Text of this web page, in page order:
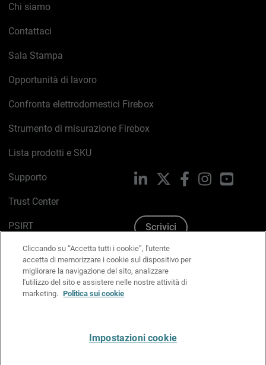
Chi siamo
Contattaci
Sala Stampa
Opportunità di lavoro
Confronta elettrodomestici Firebox
Strumento di misurazione Firebox
Lista prodotti e SKU
Supporto
Trust Center
PSIRT
Politica sui cookie
Informativa sulla privacy
Kit Media & Brand
LinkedIn FacebookInstagram
Scrivici
Cliccando su “Accetta tutti i cookie”, l'utente
accetta di memorizzare i cookie sul dispositivo per
migliorare la navigazione del sito, analizzare
l'utilizzo del sito e assistere nelle nostre attività di
marketing. Politica sui cookie
Impostazioni cookie